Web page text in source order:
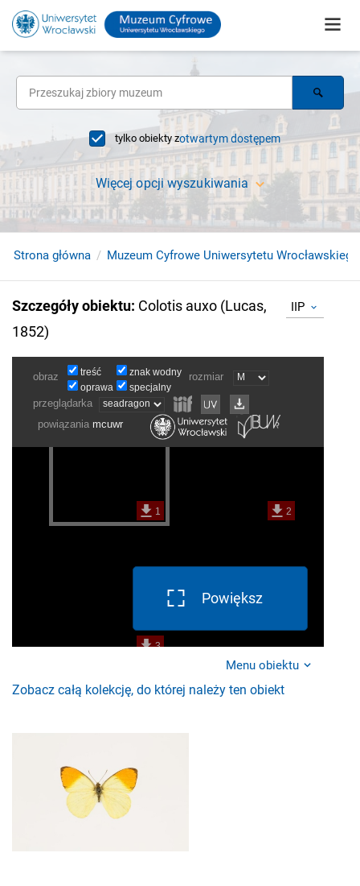
tylko obiekty zotwartym dostępem
Więcej opcji wyszukiwania
Strona główna Muzeum Cyfrowe Uniwersytetu Wrocławskiego
Szczegóły obiektu: Colotis auxo (Lucas,
1852)
IIP
Powiększ
Menu obiektu
Zobacz całą kolekcję, do której należy ten obiekt